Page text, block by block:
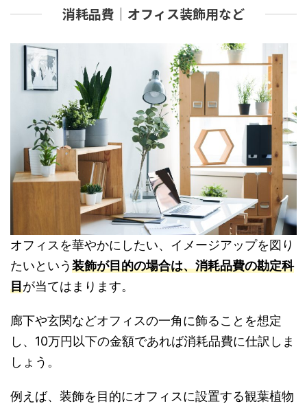
消耗品費｜オフィス装飾用など
オフィスを華やかにしたい、イメージアップを図り
たいという装飾が目的の場合は、消耗品費の勘定科
目が当てはまります。
廊下や玄関などオフィスの一角に飾ることを想定
し、10万円以下の金額であれば消耗品費に仕訳しま
しょう。
例えば、装飾を目的にオフィスに設置する観葉植物